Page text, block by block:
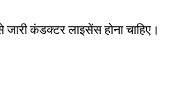
कंडक्टर लाइसेंस होना चाहिए।